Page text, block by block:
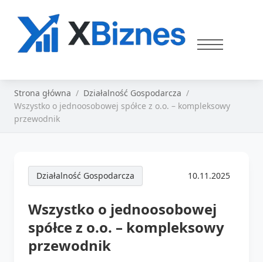
Strona główna
Działalność Gospodarcza
Wszystko o jednoosobowej spółce z o.o. – kompleksowy
przewodnik
Działalność Gospodarcza 10.11.2025
Wszystko o jednoosobowej
spółce z o.o. – kompleksowy
przewodnik